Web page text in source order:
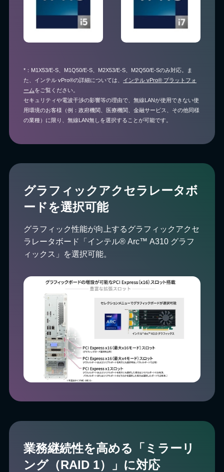
*：M1X53/E-S、M1Q50/E-S、M2X53/E-S、M2Q50/E-Sのみ対応。ま
た、インテル vPro®の詳細については、 インテル vPro® プラットフォ
ームをご覧ください。
セキュリティや電波干渉の影響等の理由で、無線LANが使用できない使
用環境のお客様（例：政府機関、医療機関、金融サービス、その他同様
の業種）に限り、無線LAN無しを選択することが可能です。
グラフィックアクセラレータボ
ードを選択可能
グラフィック性能が向上するグラフィックアクセ
ラレータボード「インテル® Arc™ A310 グラフ
ィックス」を選択可能。
業務継続性を高める「ミラーリ
ング（RAID 1）」に対応